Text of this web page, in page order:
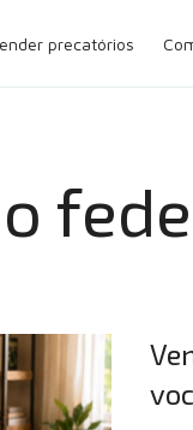
precatórios